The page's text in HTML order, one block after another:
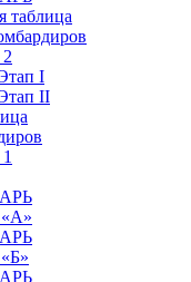
таблица
I
II